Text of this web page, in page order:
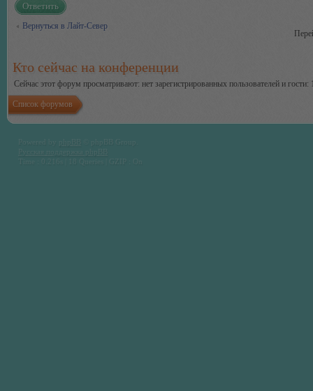
Ответить
Вернуться в Лайт-Север
Кто сейчас на конференции
Сейчас этот форум просматривают: нет зарегистрированных пользователей и гости:
Список форумов
Time : 0.216s | 18 Queries | GZIP : On